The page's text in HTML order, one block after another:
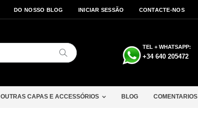
DO NOSSO BLOG INICIAR SESSÃO CONTACTE-NOS
Pesquisa
TEL + WHATSAPP:
+34 640 205472
OUTRAS CAPAS E ACCESSÓRIOS BLOG COMENTARIOS